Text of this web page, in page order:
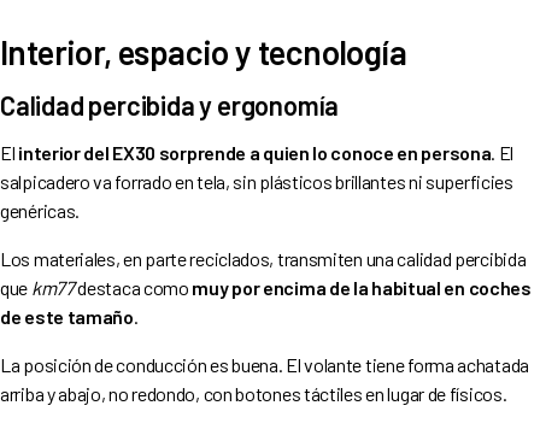
Interior, espacio y tecnología
Calidad percibida y ergonomía
El interior del EX30 sorprende a quien lo conoce en persona. El
salpicadero va forrado en tela, sin plásticos brillantes ni superficies
genéricas.
Los materiales, en parte reciclados, transmiten una calidad percibida
que km77destaca como muy por encima de la habitual en coches
de este tamaño.
La posición de conducción es buena. El volante tiene forma achatada
arriba y abajo, no redondo, con botones táctiles en lugar de físicos.